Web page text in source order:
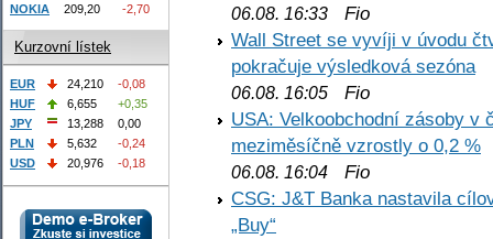
06.08. 16:33 Fio
Wall Street se vyvíji v úvodu
pokračuje výsledková sezóna
06.08. 16:05 Fio
USA: Velkoobchodní zásoby v
meziměsíčně vzrostly o 0,2 %
06.08. 16:04 Fio
CSG: J&T Banka nastavila
„Buy“
NOKIA
209,20 -2,70
Kurzovní lístek
EUR 24,210
-0,08
HUF
6,655
+0,35
JPY
13,288
0,00
PLN
5,632
-0,24
USD
20,976 -0,18